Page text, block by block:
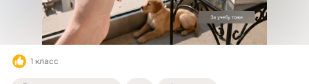
1 класс